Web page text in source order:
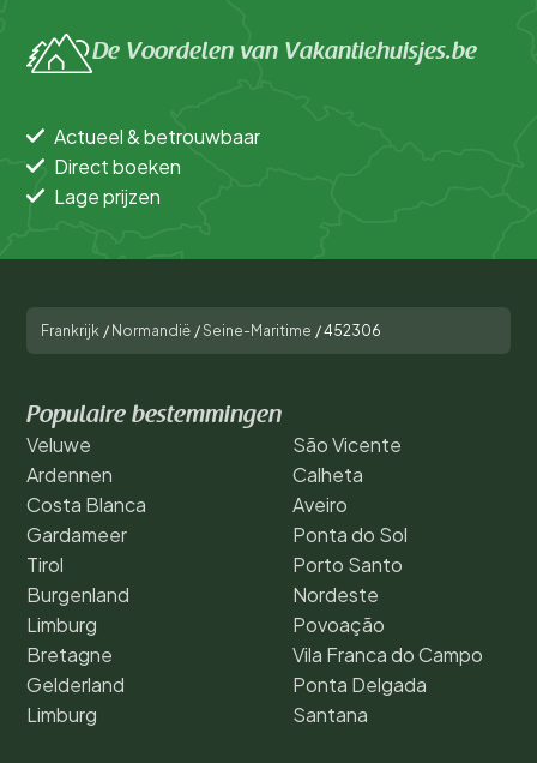
De Voordelen van Vakantiehuisjes.be
Actueel & betrouwbaar
Direct boeken
Lage prijzen
Frankrijk / Normandië /Seine-Maritime /452306
Populaire bestemmingen
Veluwe
Ardennen
Costa Blanca
Gardameer
Tirol
Burgenland
Limburg
Bretagne
Gelderland
Limburg
São Vicente
Calheta
Aveiro
Ponta do Sol
Porto Santo
Nordeste
Povoação
Vila Franca do Campo
Ponta Delgada
Santana